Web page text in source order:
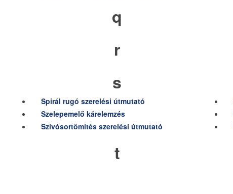
q
r
s
Spirál rugó szerelési útmutató
Szelepemelő kárelemzés
Szívósortömítés szerelési útmutató
t